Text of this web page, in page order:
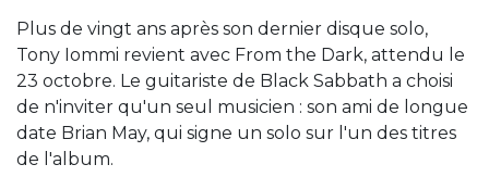
Plus de vingt ans après son dernier disque solo,
Tony Iommi revient avec From the Dark, attendu le
23 octobre. Le guitariste de Black Sabbath a choisi
de n'inviter qu'un seul musicien : son ami de longue
date Brian May, qui signe un solo sur l'un des titres
de l'album.